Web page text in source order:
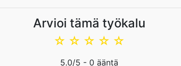
Arvioi tämä työkalu
☆
☆
☆
☆
☆
5.0/5 - 0 ääntä